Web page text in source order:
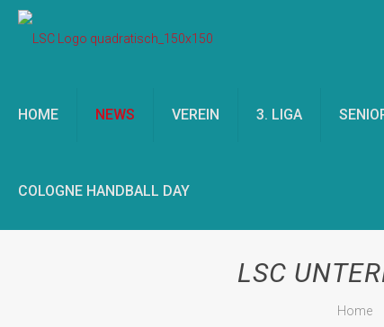
HOME NEWS VEREIN 3. LIGA
COLOGNE HANDBALL DAY
LSC
Home